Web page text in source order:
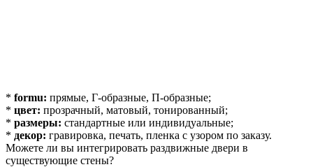
* formu: прямые, Г-образные, П-образные;
* цвет: прозрачный, матовый, тонированный;
* размеры: стандартные или индивидуальные;
* декор: гравировка, печать, пленка с узором по заказу.
Можете ли вы интегрировать раздвижные двери в
существующие стены?